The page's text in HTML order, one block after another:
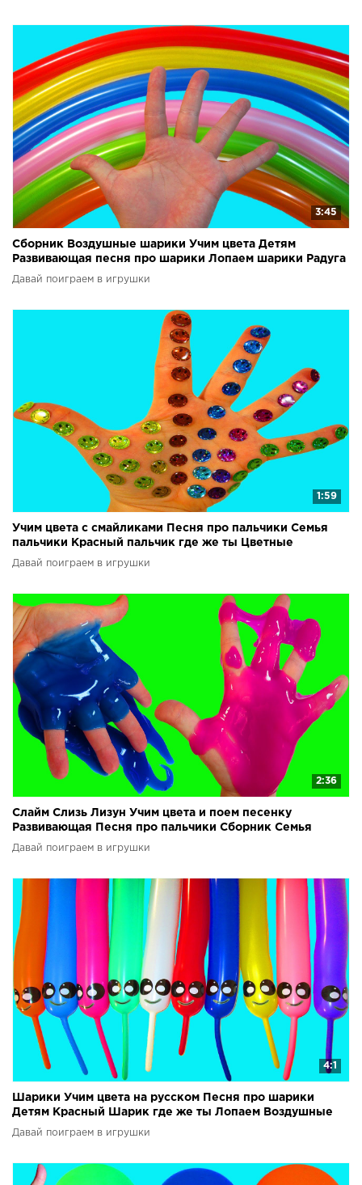
3:45
Сборник Воздушные шарики Учим цвета Детям
Развивающая песня про шарики Лопаем шарики Радуга
из шаров
Давай поиграем в игрушки
1:59
Учим цвета с смайликами Песня про пальчики Семья
пальчики Красный пальчик где же ты Цветные
смайлики
Давай поиграем в игрушки
2:36
Слайм Слизь Лизун Учим цвета и поем песенку
Развивающая Песня про пальчики Сборник Семья
пальчиков
Давай поиграем в игрушки
4:1
Шарики Учим цвета на русском Песня про шарики
Детям Красный Шарик где же ты Лопаем Воздушные
шарики
Давай поиграем в игрушки